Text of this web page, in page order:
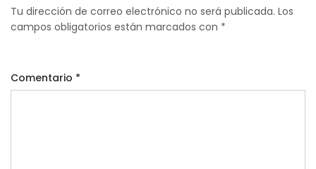
Tu dirección de correo electrónico no será publicada. Los
campos obligatorios están marcados con *
Comentario *